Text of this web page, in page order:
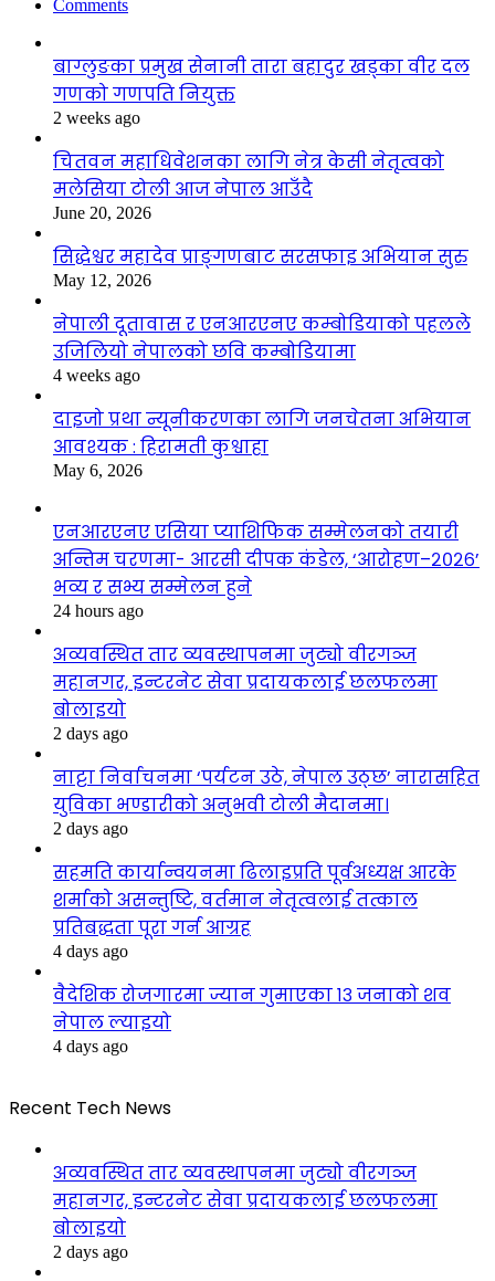
Comments
बाग्लुङका प्रमुख सेनानी तारा बहादुर खड्का वीर दल
गणको गणपति नियुक्त
2 weeks ago
चितवन महाधिवेशनका लागि नेत्र केसी नेतृत्वको
मलेसिया टोली आज नेपाल आउँदै
June 20, 2026
सिद्धेश्वर महादेव प्राङ्गणबाट सरसफाइ अभियान सुरु
May 12, 2026
नेपाली दूतावास र एनआरएनए कम्बोडियाको पहलले
उजिलियो नेपालको छवि कम्बोडियामा
4 weeks ago
दाइजो प्रथा न्यूनीकरणका लागि जनचेतना अभियान
आवश्यक : हिरामती कुश्वाहा
May 6, 2026
एनआरएनए एसिया प्याशिफिक सम्मेलनको तयारी
अन्तिम चरणमा- आरसी दीपक कंडेल, ‘आरोहण–२०२६’
भव्य र सभ्य सम्मेलन हुने
24 hours ago
अव्यवस्थित तार व्यवस्थापनमा जुट्यो वीरगञ्ज
महानगर, इन्टरनेट सेवा प्रदायकलाई छलफलमा
बोलाइयो
2 days ago
नाट्टा निर्वाचनमा ‘पर्यटन उठे, नेपाल उठ्छ’ नारासहित
युविका भण्डारीको अनुभवी टोली मैदानमा।
2 days ago
सहमति कार्यान्वयनमा ढिलाइप्रति पूर्वअध्यक्ष आरके
शर्माको असन्तुष्टि, वर्तमान नेतृत्वलाई तत्काल
प्रतिबद्धता पूरा गर्न आग्रह
4 days ago
वैदेशिक रोजगारमा ज्यान गुमाएका १३ जनाको शव
नेपाल ल्याइयो
4 days ago
Recent Tech News
अव्यवस्थित तार व्यवस्थापनमा जुट्यो वीरगञ्ज
महानगर, इन्टरनेट सेवा प्रदायकलाई छलफलमा
बोलाइयो
2 days ago